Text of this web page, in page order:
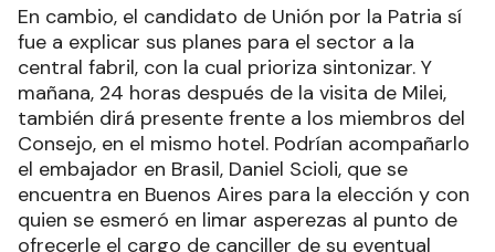
En cambio, el candidato de Unión por la Patria sí
fue a explicar sus planes para el sector a la
central fabril, con la cual prioriza sintonizar. Y
mañana, 24 horas después de la visita de Milei,
también dirá presente frente a los miembros del
Consejo, en el mismo hotel. Podrían acompañarlo
el embajador en Brasil, Daniel Scioli, que se
encuentra en Buenos Aires para la elección y con
quien se esmeró en limar asperezas al punto de
ofrecerle el cargo de canciller de su eventual